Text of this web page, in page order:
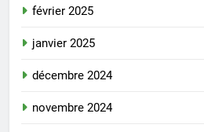
février 2025
janvier 2025
décembre 2024
novembre 2024